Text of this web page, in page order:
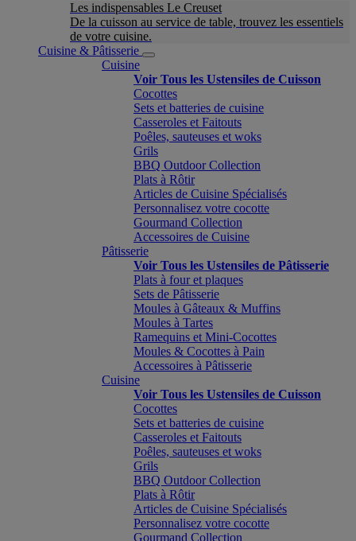
Les indispensables Le Creuset
De la cuisson au service de table, trouvez les essentiels
de votre cuisine.
Cuisine & Pâtisserie
Cuisine
Voir Tous les Ustensiles de Cuisson
Cocottes
Sets et batteries de cuisine
Casseroles et Faitouts
Poêles, sauteuses et woks
Grils
BBQ Outdoor Collection
Plats à Rôtir
Articles de Cuisine Spécialisés
Personnalisez votre cocotte
Gourmand Collection
Accessoires de Cuisine
Pâtisserie
Voir Tous les Ustensiles de Pâtisserie
Plats à four et plaques
Sets de Pâtisserie
Moules à Gâteaux & Muffins
Moules à Tartes
Ramequins et Mini-Cocottes
Moules & Cocottes à Pain
Accessoires à Pâtisserie
Cuisine
Voir Tous les Ustensiles de Cuisson
Cocottes
Sets et batteries de cuisine
Casseroles et Faitouts
Poêles, sauteuses et woks
Grils
BBQ Outdoor Collection
Plats à Rôtir
Articles de Cuisine Spécialisés
Personnalisez votre cocotte
Gourmand Collection